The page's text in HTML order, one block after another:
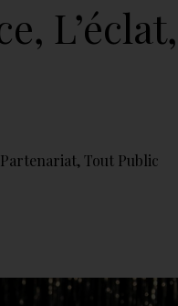
L’éclat,
Partenariat, Tout Public